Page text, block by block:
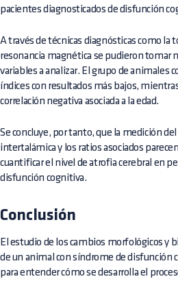
pacientes diagnosticados de disfunción
A través de técnicas diagnósticas como la
resonancia magnética se pudieron tomar
variables a analizar. El grupo de animales
índices con resultados más bajos,
correlación negativa asociada a la edad.
Se concluye, por tanto, que la medición
intertalámica y los ratios asociados
cuantificar el nivel de atrofia cerebral en
disfunción cognitiva.
Conclusión
El estudio de los cambios morfológicos y
de un animal con síndrome de disfunción
para entender cómo se desarrolla el